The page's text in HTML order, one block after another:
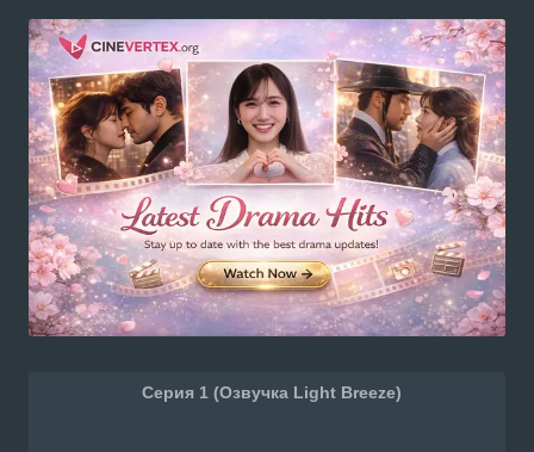
Серия 1 (Озвучка Light Breeze)